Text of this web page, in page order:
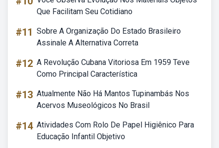
Que Facilitam Seu Cotidiano
#11 Sobre A Organização Do Estado Brasileiro
Assinale A Alternativa Correta
#12 A Revolução Cubana Vitoriosa Em 1959 Teve
Como Principal Característica
#13 Atualmente Não Há Mantos Tupinambás Nos
Acervos Museológicos No Brasil
#14 Atividades Com Rolo De Papel Higiênico Para
Educação Infantil Objetivo